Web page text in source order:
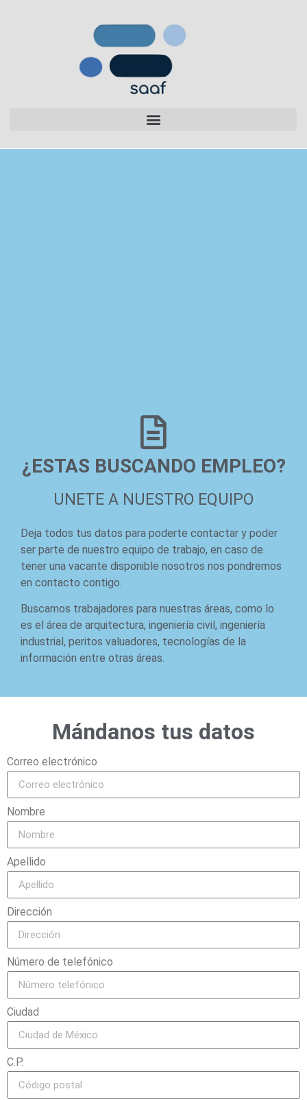
¿ESTAS BUSCANDO EMPLEO?
UNETE A NUESTRO EQUIPO
Deja todos tus datos para poderte contactar y poder
ser parte de nuestro equipo de trabajo, en caso de
tener una vacante disponible nosotros nos pondremos
en contacto contigo.
Buscamos trabajadores para nuestras áreas, como lo
es el área de arquitectura, ingeniería civil, ingeniería
industrial, peritos valuadores, tecnologías de la
información entre otras áreas.
Mándanos tus datos
Correo electrónico
Nombre
Apellido
Dirección
Número de telefónico
Ciudad
C.P.